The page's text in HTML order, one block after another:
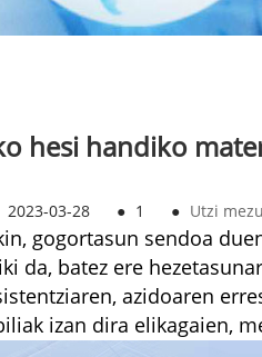
hesi handiko
2023-03-28 ● 1 ● Utzi
gogortasun sendoa
da, batez ere
azidoaren
izan dira elikagaien,